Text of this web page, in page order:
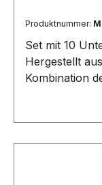
Produktnummer:
Set mit 10
Hergestellt
Kombination
Technik der
Ursprungs
Das Set wird